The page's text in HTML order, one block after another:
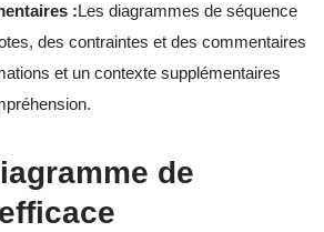
:Les diagrammes de séquence
des contraintes et des commentaires
et un contexte supplémentaires
de